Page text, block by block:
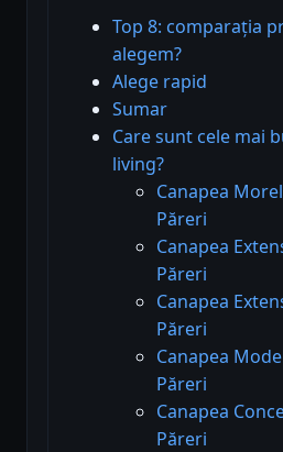
Top 8: comparația
alegem?
Alege rapid
Sumar
Care sunt cele mai
living?
Canapea
Păreri
Canapea
Păreri
Canapea
Păreri
Canapea
Păreri
Canapea
Păreri